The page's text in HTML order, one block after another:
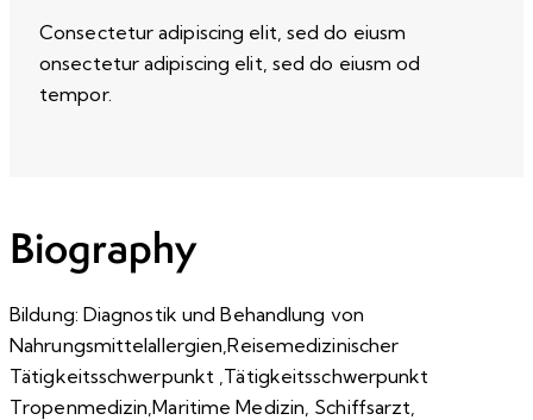
Consectetur adipiscing elit, sed do eiusm
onsectetur adipiscing elit, sed do eiusm od
tempor.
Biography
Bildung: Diagnostik und Behandlung von
Nahrungsmittelallergien,Reisemedizinischer
Tätigkeitsschwerpunkt ,Tätigkeitsschwerpunkt
Tropenmedizin,Maritime Medizin, Schiffsarzt,